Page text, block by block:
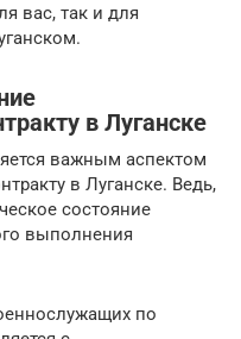
вас, так и для
в Луганске
важным аспектом
в Луганске. Ведь,
состояние
выполнения
по